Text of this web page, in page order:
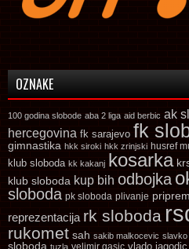
OZNAKE
100 godina slobode aba 2 liga aid berbic ak
hercegovina fk sarajevo fk
gimnastika hkk siroki hkk zrinjski husref
klub sloboda kk kakanj kosarka
klub sloboda kup bih odbojka
sloboda pk sloboda plivanje
reprezentacija rk sloboda
rukomet sah sakib malkocevic slavko
sloboda tuzla velimir gasic vlado jagodic